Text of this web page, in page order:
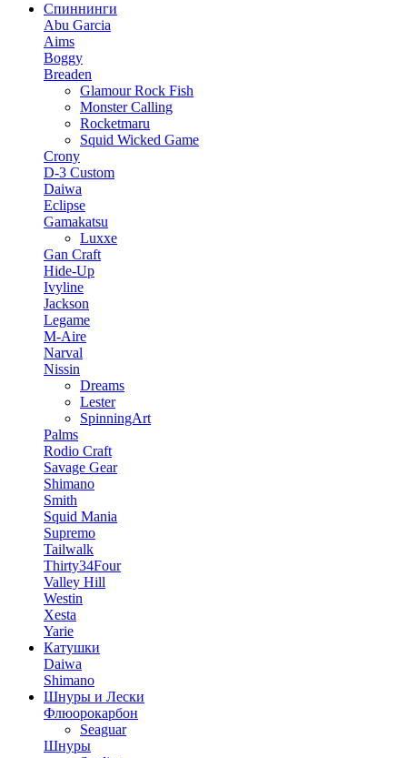
Спиннинги
Abu Garcia
Aims
Boggy
Breaden
Glamour Rock Fish
Monster Calling
Rocketmaru
Squid Wicked Game
Crony
D-3 Custom
Daiwa
Eclipse
Gamakatsu
Luxxe
Gan Craft
Hide-Up
Ivyline
Jackson
Legame
M-Aire
Narval
Nissin
Dreams
Lester
SpinningArt
Palms
Rodio Craft
Savage Gear
Shimano
Smith
Squid Mania
Supremo
Tailwalk
Thirty34Four
Valley Hill
Westin
Xesta
Yarie
Катушки
Daiwa
Shimano
Шнуры и Лески
Флюорокарбон
Seaguar
Шнуры